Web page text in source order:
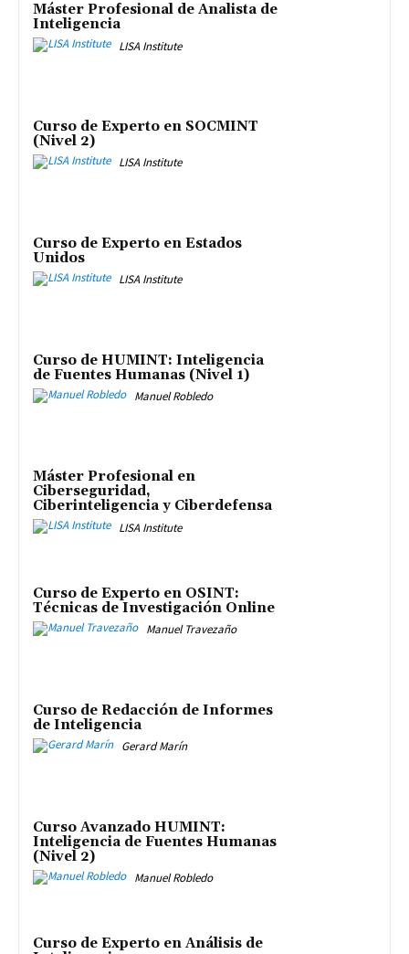
Máster Profesional de Analista de
Inteligencia
LISA Institute
Curso de Experto en SOCMINT
(Nivel 2)
LISA Institute
Curso de Experto en Estados
Unidos
LISA Institute
Curso de HUMINT: Inteligencia
de Fuentes Humanas (Nivel 1)
Manuel Robledo
Máster Profesional en
Ciberseguridad,
Ciberinteligencia y Ciberdefensa
LISA Institute
Curso de Experto en OSINT:
Técnicas de Investigación Online
Manuel Travezaño
Curso de Redacción de Informes
de Inteligencia
Gerard Marín
Curso Avanzado HUMINT:
Inteligencia de Fuentes Humanas
(Nivel 2)
Manuel Robledo
Curso de Experto en Análisis de